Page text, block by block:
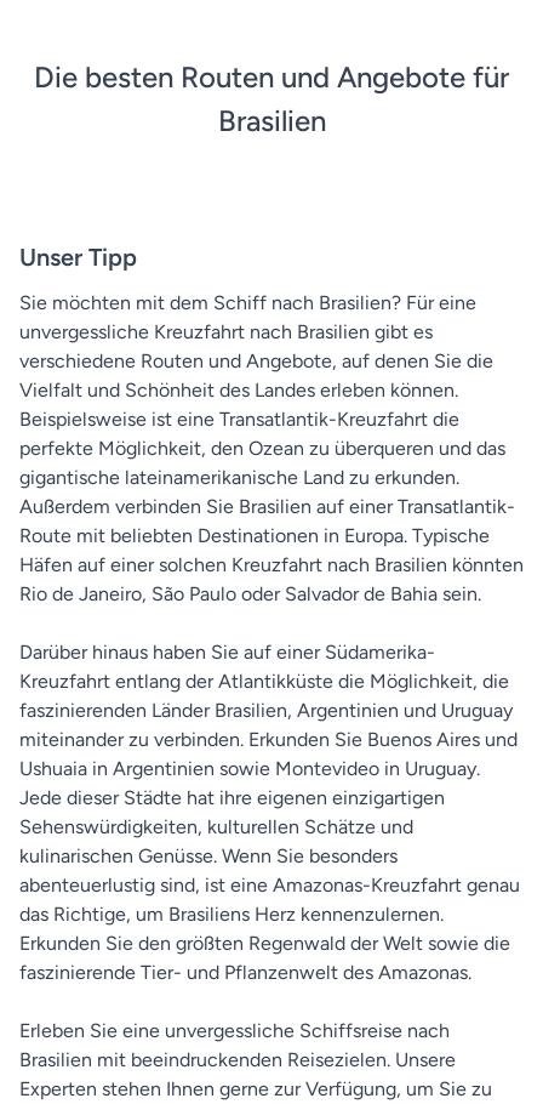
Die besten Routen und Angebote für
Brasilien
Unser Tipp
Sie möchten mit dem Schiff nach Brasilien? Für eine
unvergessliche Kreuzfahrt nach Brasilien gibt es
verschiedene Routen und Angebote, auf denen Sie die
Vielfalt und Schönheit des Landes erleben können.
Beispielsweise ist eine Transatlantik-Kreuzfahrt die
perfekte Möglichkeit, den Ozean zu überqueren und das
gigantische lateinamerikanische Land zu erkunden.
Außerdem verbinden Sie Brasilien auf einer Transatlantik-
Route mit beliebten Destinationen in Europa. Typische
Häfen auf einer solchen Kreuzfahrt nach Brasilien könnten
Rio de Janeiro, São Paulo oder Salvador de Bahia sein.
Darüber hinaus haben Sie auf einer Südamerika-
Kreuzfahrt entlang der Atlantikküste die Möglichkeit, die
faszinierenden Länder Brasilien, Argentinien und Uruguay
miteinander zu verbinden. Erkunden Sie Buenos Aires und
Ushuaia in Argentinien sowie Montevideo in Uruguay.
Jede dieser Städte hat ihre eigenen einzigartigen
Sehenswürdigkeiten, kulturellen Schätze und
kulinarischen Genüsse. Wenn Sie besonders
abenteuerlustig sind, ist eine Amazonas-Kreuzfahrt genau
das Richtige, um Brasiliens Herz kennenzulernen.
Erkunden Sie den größten Regenwald der Welt sowie die
faszinierende Tier- und Pflanzenwelt des Amazonas.
Erleben Sie eine unvergessliche Schiffsreise nach
Brasilien mit beeindruckenden Reisezielen. Unsere
Experten stehen Ihnen gerne zur Verfügung, um Sie zu